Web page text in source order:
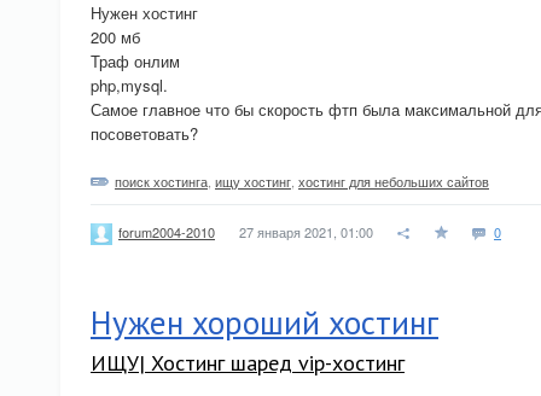
Нужен хостинг
200 мб
Траф онлим
php,mysql.
Самое главное что бы скорость фтп была максимальной
посоветовать?
поиск хостинга ищу хостинг хостинг для небольших сайтов
forum2004-2010 27 января 2021, 01:00 0
Нужен хороший хостинг
ИЩУ| Хостинг шаред vip-хостинг